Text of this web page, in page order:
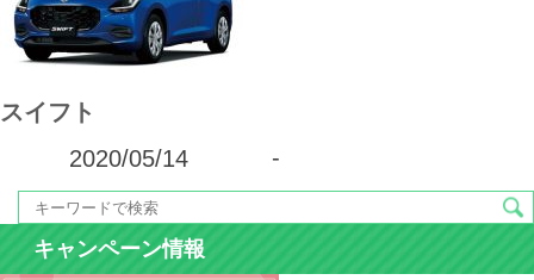
エリア別ランキング
エリア別店舗一覧
車種から選ぶ
スイフト
2020/05/14
-
キャンペーン情報